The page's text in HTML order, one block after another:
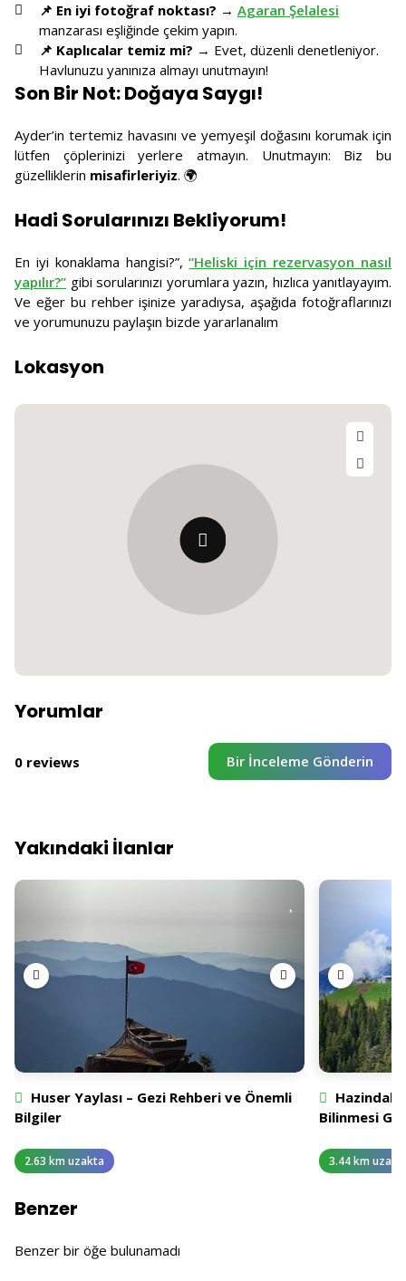
📌 En iyi fotoğraf noktası? → Agaran Şelalesi
manzarası eşliğinde çekim yapın.
📌 Kaplıcalar temiz mi? → Evet, düzenli denetleniyor.
Havlunuzu yanınıza almayı unutmayın!
Son Bir Not: Doğaya Saygı!
Ayder’in tertemiz havasını ve yemyeşil doğasını korumak için
lütfen çöplerinizi yerlere atmayın. Unutmayın: Biz bu
güzelliklerin misafirleriyiz. 🌍
Hadi Sorularınızı Bekliyorum!
En iyi konaklama hangisi?”,“Heliski için rezervasyon nasıl
yapılır?” gibi sorularınızı yorumlara yazın, hızlıca yanıtlayayım.
Ve eğer bu rehber işinize yaradıysa, aşağıda fotoğraflarınızı
ve yorumunuzu paylaşın bizde yararlanalım
Lokasyon
Yorumlar
0 reviews Bir İnceleme Gönderin
Yakındaki İlanlar
Huser Yaylası – Gezi Rehberi ve Önemli
Bilgiler
2.63 km uzakta
Hazindak
Bilinmesi
3.44 km
Benzer
Benzer bir öğe bulunamadı